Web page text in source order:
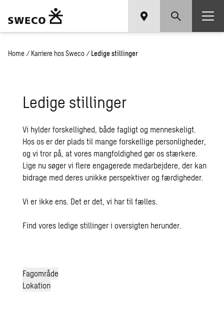
Home / Karriere hos Sweco / Ledige stillinger
Le­di­ge stil­lin­ger
Vi hylder forskellighed, både fagligt og menneskeligt.
Hos os er der plads til mange forskellige personligheder,
og vi tror på, at vores mangfoldighed gør os stærkere.
Lige nu søger vi flere engagerede medarbejdere, der kan
bidrage med deres unikke perspektiver og færdigheder.
Vi er ikke ens. Det er det, vi har til fælles.
Find vores ledige stillinger i oversigten herunder.
Fagområde
Lokation